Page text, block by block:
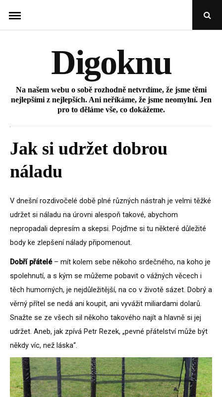
content
Open
Digoknu
Na našem webu o sobě rozhodně netvrdíme, že jsme těmi
nejlepšími z nejlepších. Ani neříkáme, že jsme neomylní. Jen
pro to děláme vše, co dokážeme.
Jak si udržet dobrou
náladu
V dnešní rozdivočelé době plné různých nástrah je velmi těžké
udržet si náladu na úrovni alespoň takové, abychom
nepropadali depresím a skepsi. Pojďme si tu některé důležité
body ke zlepšení nálady připomenout.
Dobří přátelé– mít kolem sebe někoho srdečného, na koho je
spolehnutí, a s kým se můžeme pobavit o vážných věcech i
těch humorných, je nejdůležitější, na co v životě sázet. Dobrý a
věrný přítel se nedá ani koupit, ani vyvážit miliardami dolarů.
Snažte se ze všech sil někoho takového najít a hlavně si jej
udržet. Aneb, jak zpívá Petr Rezek, „pevné přátelství může být
někdy víc, než láska“.